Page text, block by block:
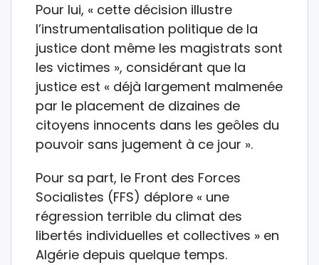
Pour lui, « cette décision illustre
l’instrumentalisation politique de la
justice dont même les magistrats sont
les victimes », considérant que la
justice est « déjà largement malmenée
par le placement de dizaines de
citoyens innocents dans les geôles du
pouvoir sans jugement à ce jour ».
Pour sa part, le Front des Forces
Socialistes (FFS) déplore « une
régression terrible du climat des
libertés individuelles et collectives » en
Algérie depuis quelque temps.